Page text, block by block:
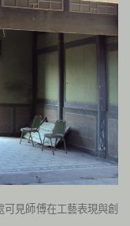
見師傅在工藝表現與創